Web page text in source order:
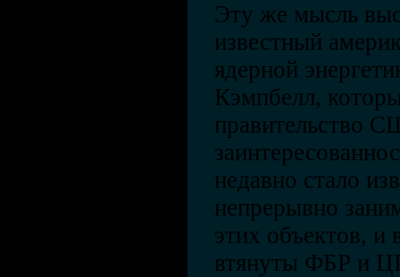
Эту же мысль
известный
ядерной
Кэмпбелл,
правительство
недавно стало
непрерывно
этих объектов, и
втянуты ФБР и